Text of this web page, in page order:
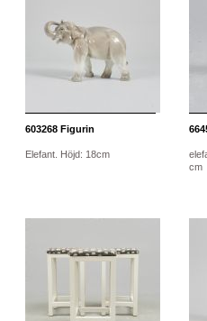
603268 Figurin
Elefant. Höjd: 18cm
cm